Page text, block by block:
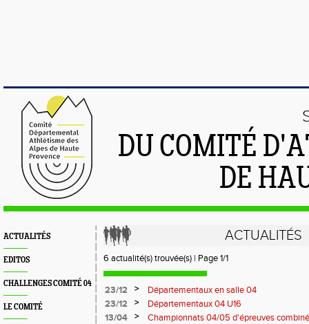
DU COMITÉ
DE
ACTUALITÉS
EDITOS
CHALLENGES COMITÉ 04
LE COMITÉ
ACTUALITÉS
6 actualité(s) trouvée(s) | Page 1/1
23/12 >
Départementaux en salle 04
23/12
>
Départementaux 04 U16
13/04
>
Championnats 04/05 d'épreuves